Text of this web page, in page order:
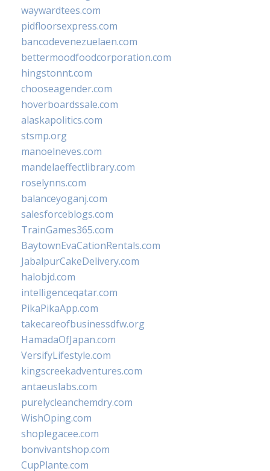
waywardtees.com
pidfloorsexpress.com
bancodevenezuelaen.com
bettermoodfoodcorporation.com
hingstonnt.com
chooseagender.com
hoverboardssale.com
alaskapolitics.com
stsmp.org
manoelneves.com
mandelaeffectlibrary.com
roselynns.com
balanceyoganj.com
salesforceblogs.com
TrainGames365.com
BaytownEvaCationRentals.com
JabalpurCakeDelivery.com
halobjd.com
intelligenceqatar.com
PikaPikaApp.com
takecareofbusinessdfw.org
HamadaOfJapan.com
VersifyLifestyle.com
kingscreekadventures.com
antaeuslabs.com
purelycleanchemdry.com
WishOping.com
shoplegacee.com
bonvivantshop.com
CupPlante.com